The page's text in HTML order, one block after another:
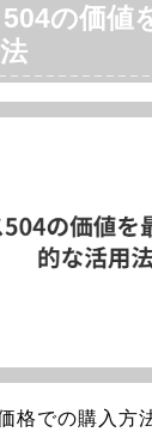
の価値
格での購入方